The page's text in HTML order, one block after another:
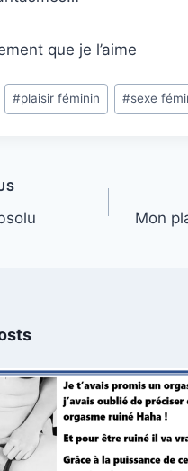
que je l’aime
#plaisir féminin #sexe
Mon